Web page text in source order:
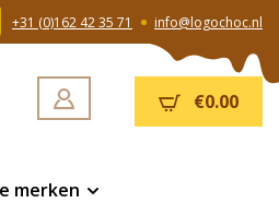
+31 (0)162 42 35 71 info@logochoc.nl
€0.00
merken